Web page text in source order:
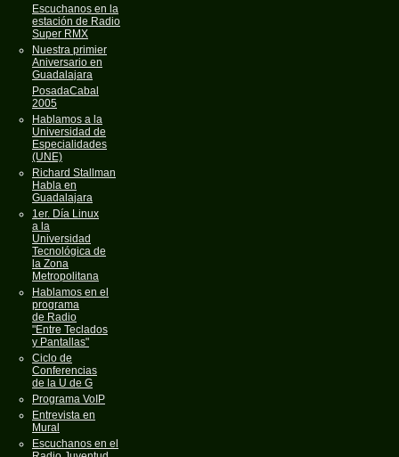
Escuchanos en la
estación de Radio
Super RMX
Nuestra primier
Aniversario en
Guadalajara
PosadaCabal
2005
Hablamos a la
Universidad de
Especialidades
(UNE)
Richard Stallman
Habla en
Guadalajara
1er. Día Linux
a la
Universidad
Tecnológica de
la Zona
Metropolitana
Hablamos en el
programa
de Radio
"Entre Teclados
y Pantallas"
Ciclo de
Conferencias
de la U de G
Programa VoIP
Entrevista en
Mural
Escuchanos en el